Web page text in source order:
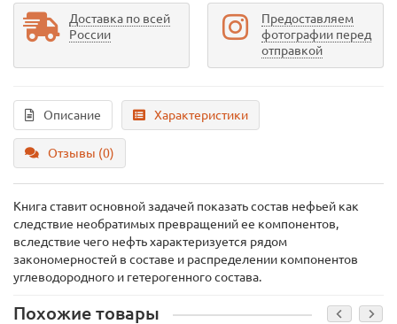
Доставка по всей
России
Предоставляем
фотографии перед
отправкой
Описание Характеристики
Отзывы (0)
Книга ставит основной задачей показать состав нефьей как
следствие необратимых превращений ее компонентов,
вследствие чего нефть характеризуется рядом
закономерностей в составе и распределении компонентов
углеводородного и гетерогенного состава.
Похожие товары